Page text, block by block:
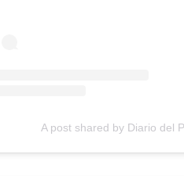
A post shared by Diario del